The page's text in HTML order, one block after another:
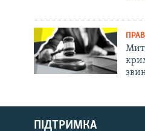
Русский
QırımtatarПІДТРИМКА